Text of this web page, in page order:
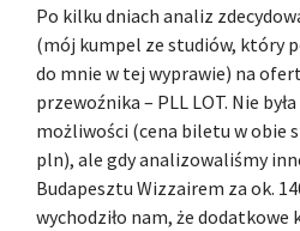
Po kilku dniach analiz
(mój kumpel ze studiów, który
do mnie w tej wyprawie) na
przewoźnika – PLL LOT. Nie
możliwości (cena biletu w obie
pln), ale gdy analizowaliśmy
Budapesztu Wizzairem za ok.
wychodziło nam, że dodatkowe